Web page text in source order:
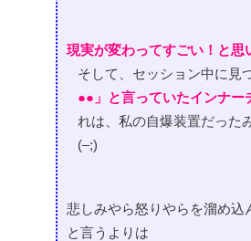
現実が変わってすごい！と思
そして、セッション中に見
●●」と言っていたインナー
れは、私の自爆装置だった
(–;)
悲しみやら怒りやらを溜め込
と言うよりは